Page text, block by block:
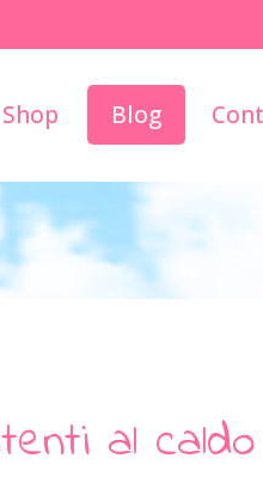
Shop Blog
al caldo